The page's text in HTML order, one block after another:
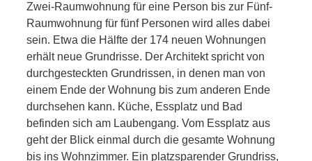
Zwei-Raumwohnung für eine Person bis zur Fünf-
Raumwohnung für fünf Personen wird alles dabei
sein. Etwa die Hälfte der 174 neuen Wohnungen
erhält neue Grundrisse. Der Architekt spricht von
durchgesteckten Grundrissen, in denen man von
einem Ende der Wohnung bis zum anderen Ende
durchsehen kann. Küche, Essplatz und Bad
befinden sich am Laubengang. Vom Essplatz aus
geht der Blick einmal durch die gesamte Wohnung
bis ins Wohnzimmer. Ein platzsparender Grundriss,